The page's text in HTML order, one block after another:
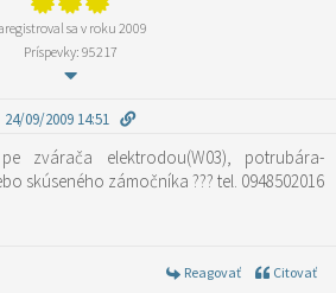
sa v roku 2009
Príspevky: 95217
24/09/2009 14:51
zvárača elektrodou(W03), potrubára-
skúseného zámočníka ??? tel. 0948502016
Reagovať Citovať